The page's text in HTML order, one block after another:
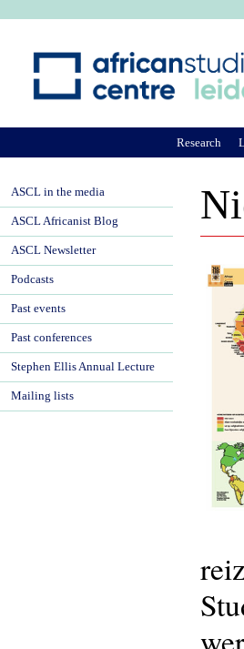
Research
ASCL in the media
ASCL Africanist Blog
ASCL Newsletter
Podcasts
Past events
Past conferences
Stephen Ellis Annual Lecture
Mailing lists